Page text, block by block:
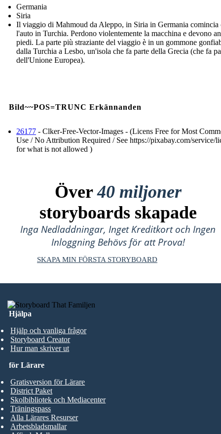
Germania
Siria
Il viaggio di Mahmoud da Aleppo, in Siria in Germania comincia
l'auto in Turchia. Perdono violentemente la macchina e devono
piedi. La parte più straziante del viaggio è in un gommone
dalla Turchia a Lesbo, un'isola che fa parte della Grecia (che fa
dell'Unione Europea).
Bild~~POS=TRUNC Erkännanden
26177 - Clker-Free-Vector-Images - (Licens Free for Most
Use / No Attribution Required / See https://pixabay.com/service/
for what is not allowed )
Över40 miljoner
storyboards skapade
Inga Nedladdningar, Inget Kreditkort och Ingen
Inloggning Behövs för att Prova!
SKAPA MIN FÖRSTA STORYBOARD
Hjälpa
Hjälp och vanliga frågor
Storyboard Creator
Hur man skriver ut
för Lärare
Gratisversion för Lärare
District Paket
Skolbibliotek och Mediacenter
Träningspass
Alla Lärares Resurser
Arbetsbladsmallar